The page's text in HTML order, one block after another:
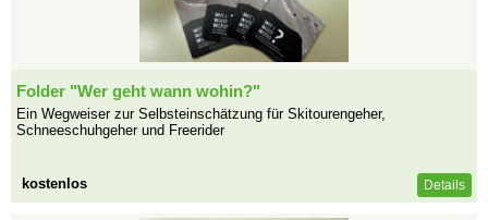
Folder "Wer geht wann wohin?"
Ein Wegweiser zur Selbsteinschätzung für Skitourengeher,
Schneeschuhgeher und Freerider
kostenlos Details